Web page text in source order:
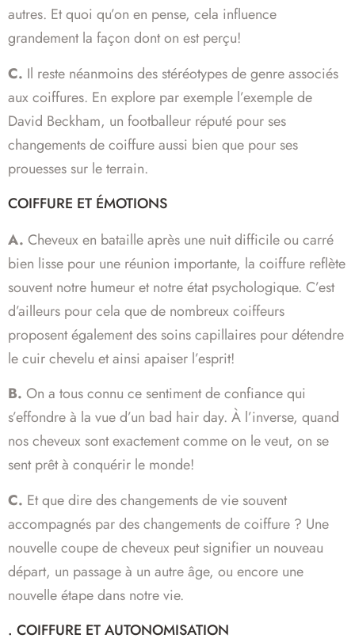
autres. Et quoi qu’on en pense, cela influence
grandement la façon dont on est perçu!
C. Il reste néanmoins des stéréotypes de genre associés
aux coiffures. En explore par exemple l’exemple de
David Beckham, un footballeur réputé pour ses
changements de coiffure aussi bien que pour ses
prouesses sur le terrain.
COIFFURE ET ÉMOTIONS
A. Cheveux en bataille après une nuit difficile ou carré
bien lisse pour une réunion importante, la coiffure reflète
souvent notre humeur et notre état psychologique. C’est
d’ailleurs pour cela que de nombreux coiffeurs
proposent également des soins capillaires pour détendre
le cuir chevelu et ainsi apaiser l’esprit!
B. On a tous connu ce sentiment de confiance qui
s’effondre à la vue d’un bad hair day. À l’inverse, quand
nos cheveux sont exactement comme on le veut, on se
sent prêt à conquérir le monde!
C. Et que dire des changements de vie souvent
accompagnés par des changements de coiffure ? Une
nouvelle coupe de cheveux peut signifier un nouveau
départ, un passage à un autre âge, ou encore une
nouvelle étape dans notre vie.
. COIFFURE ET AUTONOMISATION